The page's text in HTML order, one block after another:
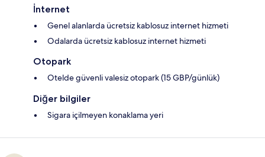
İnternet
Genel alanlarda ücretsiz kablosuz internet hizmeti
Odalarda ücretsiz kablosuz internet hizmeti
Otopark
Otelde güvenli valesiz otopark (15 GBP/günlük)
Diğer bilgiler
Sigara içilmeyen konaklama yeri